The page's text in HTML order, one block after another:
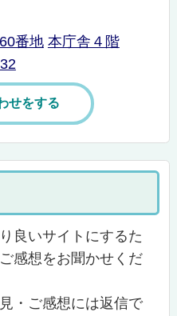
番地 本庁舎４階
せをする
良いサイトにするた
感想をお聞かせくだ
・ご感想には返信で